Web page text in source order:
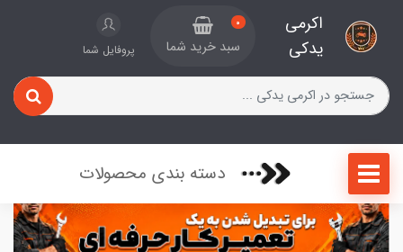
اکرمی
یدکی
0
سبد خرید شما پروفایل شما
دسته بندی محصولات